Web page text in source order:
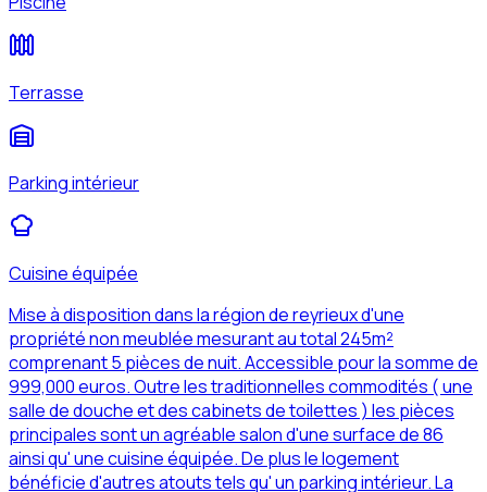
Terrasse
Parking intérieur
Cuisine équipée
Mise à disposition dans la région de reyrieux d'une
propriété non meublée mesurant au total 245m²
comprenant 5 pièces de nuit. Accessible pour la somme de
999,000 euros. Outre les traditionnelles commodités ( une
salle de douche et des cabinets de toilettes ) les pièces
principales sont un agréable salon d'une surface de 86
ainsi qu' une cuisine équipée. De plus le logement
bénéficie d'autres atouts tels qu' un parking intérieur. La